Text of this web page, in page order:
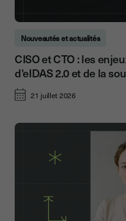
Nouveautés et actualités
CISO et CTO : les
d'eIDAS 2.0 et de la
21 juillet 2026